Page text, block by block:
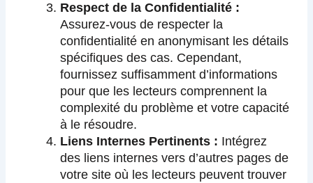
Respect de la Confidentialité :
Assurez-vous de respecter la
confidentialité en anonymisant les détails
spécifiques des cas. Cependant,
fournissez suffisamment d’informations
pour que les lecteurs comprennent la
complexité du problème et votre capacité
à le résoudre.
Liens Internes Pertinents : Intégrez
des liens internes vers d’autres pages de
votre site où les lecteurs peuvent trouver